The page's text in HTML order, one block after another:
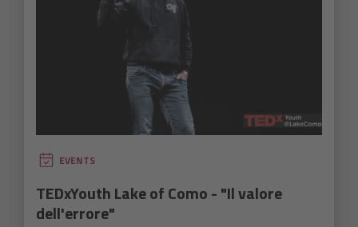
EVENTS
TEDxYouth Lake of Como - "Il valore
dell'errore"